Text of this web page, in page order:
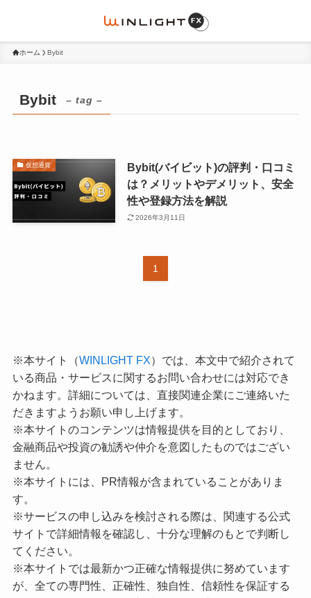
ホーム Bybit
Bybit – tag –
仮想通貨
Bybit(バイビット)の評判・口コミ
は？メリットやデメリット、安全
性や登録方法を解説
2026年3月11日
1
※本サイト（WINLIGHT FX）では、本文中で紹介されて
いる商品・サービスに関するお問い合わせには対応でき
かねます。詳細については、直接関連企業にご連絡いた
だきますようお願い申し上げます。
※本サイトのコンテンツは情報提供を目的としており、
金融商品や投資の勧誘や仲介を意図したものではござい
ません。
※本サイトには、PR情報が含まれていることがありま
す。
※サービスの申し込みを検討される際は、関連する公式
サイトで詳細情報を確認し、十分な理解のもとで判断し
てください。
※本サイトでは最新かつ正確な情報提供に努めています
が、全ての専門性、正確性、独自性、信頼性を保証する